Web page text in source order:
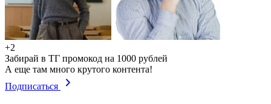
+2
Забирай в ТГ промокод на 1000 рублей
А еще там много крутого контента!
Подписаться